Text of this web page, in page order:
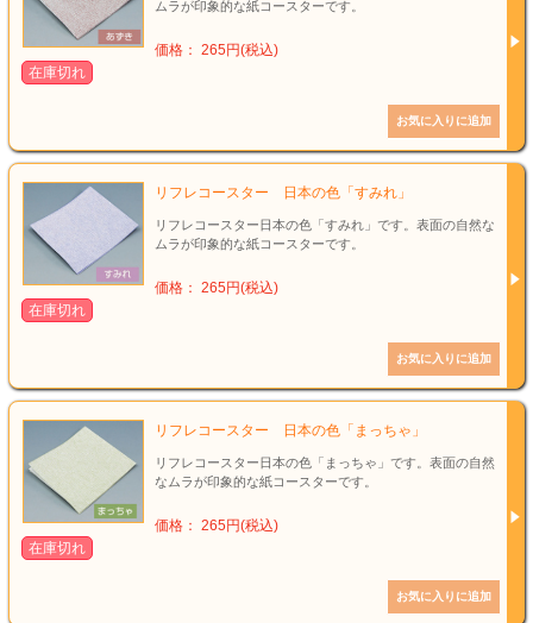
ムラが印象的な紙コースターです。
価格： 265円(税込)
在庫切れ
リフレコースター 日本の色「すみれ」
リフレコースター日本の色「すみれ」です。表面の自然な
ムラが印象的な紙コースターです。
価格： 265円(税込)
在庫切れ
リフレコースター 日本の色「まっちゃ」
リフレコースター日本の色「まっちゃ」です。表面の自然
なムラが印象的な紙コースターです。
価格： 265円(税込)
在庫切れ